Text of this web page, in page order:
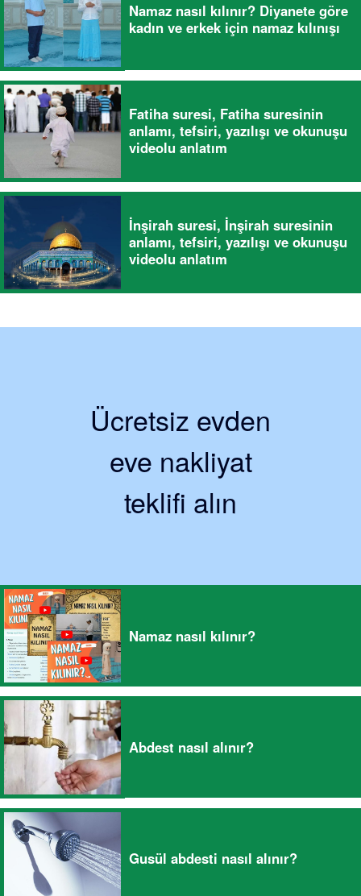
Namaz nasıl kılınır? Diyanete göre
kadın ve erkek için namaz kılınışı
Fatiha suresi, Fatiha suresinin
anlamı, tefsiri, yazılışı ve okunuşu
videolu anlatım
İnşirah suresi, İnşirah suresinin
anlamı, tefsiri, yazılışı ve okunuşu
videolu anlatım
Ücretsiz evden
eve nakliyat
teklifi alın
Namaz nasıl kılınır?
Abdest nasıl alınır?
Gusül abdesti nasıl alınır?